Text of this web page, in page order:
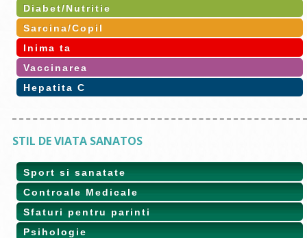
Diabet/Nutritie
Sarcina/Copil
Inima ta
Vaccinarea
Hepatita C
STIL DE VIATA SANATOS
Sport si sanatate
Controale Medicale
Sfaturi pentru parinti
Psihologie